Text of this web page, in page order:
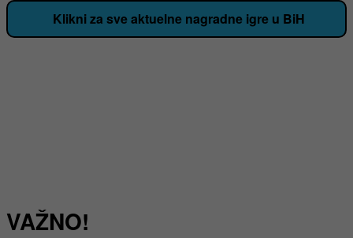
Klikni za sve aktuelne nagradne igre u BiH
VAŽNO!